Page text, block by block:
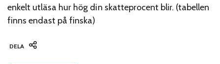
enkelt utläsa hur hög din skatteprocent blir. (tabellen
finns endast på finska)
DELA